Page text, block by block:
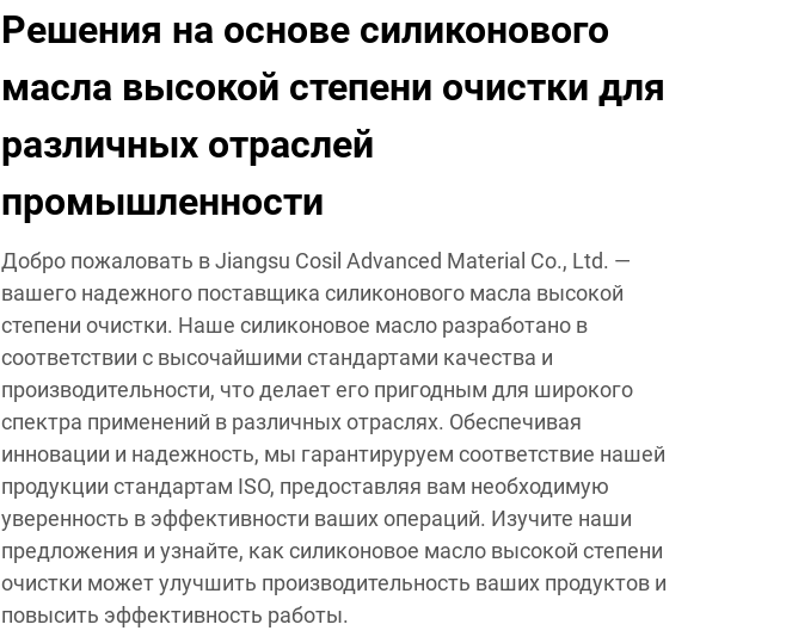
Решения на основе силиконового
масла высокой степени очистки для
различных отраслей
промышленности
Добро пожаловать в Jiangsu Cosil Advanced Material Co., Ltd. —
вашего надежного поставщика силиконового масла высокой
степени очистки. Наше силиконовое масло разработано в
соответствии с высочайшими стандартами качества и
производительности, что делает его пригодным для широкого
спектра применений в различных отраслях. Обеспечивая
инновации и надежность, мы гарантируруем соответствие нашей
продукции стандартам ISO, предоставляя вам необходимую
уверенность в эффективности ваших операций. Изучите наши
предложения и узнайте, как силиконовое масло высокой степени
очистки может улучшить производительность ваших продуктов и
повысить эффективность работы.